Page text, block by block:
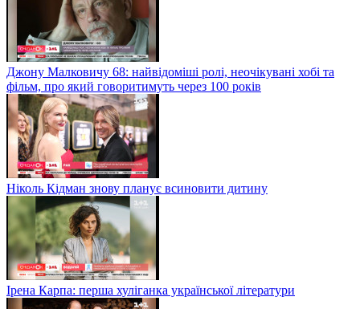
Джону Малковичу 68: найвідоміші ролі, неочікувані хобі та
фільм, про який говоритимуть через 100 років
Ніколь Кідман знову планує всиновити дитину
Ірена Карпа: перша хуліганка української літератури